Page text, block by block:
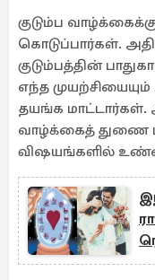
குடும்ப
கொடுப்பார்கள்.
குடும்பத்தின்
எந்த
தயங்க
வாழ்க்கைத் துணை
விஷயங்களில்